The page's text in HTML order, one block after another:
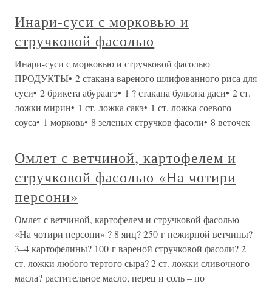
Инари-суси с морковью и
стручковой фасолью
Инари-суси с морковью и стручковой фасолью
ПРОДУКТЫ• 2 стакана вареного шлифованного риса для
суси• 2 брикета абураагэ• 1 ? стакана бульона даси• 2 ст.
ложки мирин• 1 ст. ложка сакэ• 1 ст. ложка соевого
соуса• 1 морковь• 8 зеленых стручков фасоли• 8 веточек
Омлет с ветчиной, картофелем и
стручковой фасолью «На чотири
персони»
Омлет с ветчиной, картофелем и стручковой фасолью
«На чотири персони» ? 8 яиц? 250 г нежирной ветчины?
3–4 картофелины? 100 г вареной стручковой фасоли? 2
ст. ложки любого тертого сыра? 2 ст. ложки сливочного
масла? растительное масло, перец и соль – по